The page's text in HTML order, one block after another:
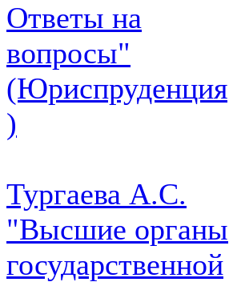
Ответы на
вопросы"
(Юриспруденция
)
Тургаева А.С.
"Высшие органы
государственной